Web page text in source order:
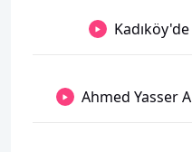
Ahmed Yasser